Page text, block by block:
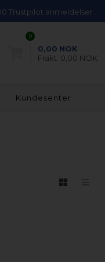
Trustpilot anmeldelser
0
0,00 NOK
Frakt: 0,00 NOK
Kundesenter